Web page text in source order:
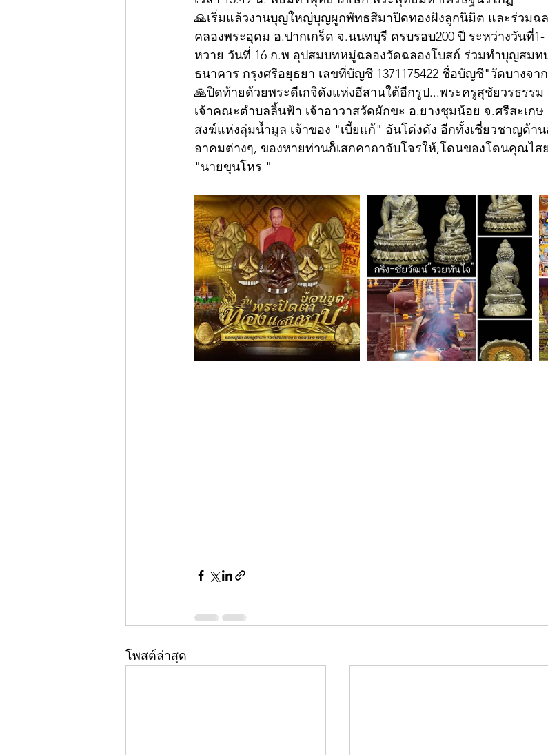
🙏เริ่มแล้วงานบุญใหญ่บุญผูกพัทธสีมาปิดทองฝังลูกนิมิต และร่วมฉ
คลองพระอุดม อ.ปากเกร็ด จ.นนทบุรี ครบรอบ200 ปี ระหว่างวันที่
หวาย วันที่ 16 ก.พ อุปสมบทหมู่ฉลองวัดฉลองโบสถ์ ร่วมทำบุญสม
ธนาคาร กรุงศรีอยุธยา เลขที่บัญชี 1371175422 ชื่อบัญชี"วัดบางจา
🙏ปิดท้ายด้วยพระดีเกจิดังแห่งอีสานใต้อีกรูป...พระครูสุชัยวรธรร
เจ้าคณะตำบลลิ้นฟ้า เจ้าอาวาสวัดผักขะ อ.ยางชุมน้อย จ.ศรีสะเกษ
สงฆ์แห่งลุ่มน้ำมูล เจ้าของ "เบี้ยแก้" อันโด่งดัง อีกทั้งเชี่ยวชาญด้า
อาคมต่างๆ, ของหายท่านก็เสกคาถาจับโจรให้,โดนของโดนคุณไส
"นายขุนโหร "
โพสต์ล่าสุด